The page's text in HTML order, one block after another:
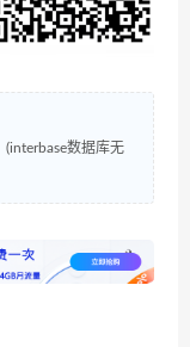
(interbase数据库无